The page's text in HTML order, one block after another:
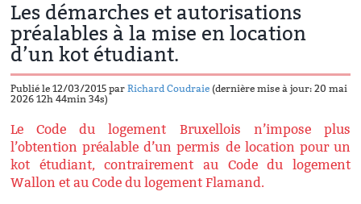
Les démarches et autorisations
préalables à la mise en location
d’un kot étudiant.
Publié le 12/03/2015 parRichard Coudraie (dernière mise à jour: 20 mai
2026 12h 44min 34s)
Le Code du logement Bruxellois n’impose plus
l’obtention préalable d’un permis de location pour un
kot étudiant, contrairement au Code du logement
Wallon et au Code du logement Flamand.